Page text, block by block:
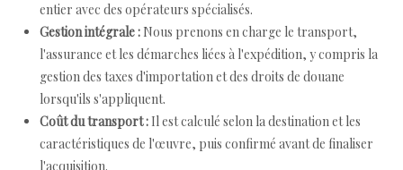
entier avec des opérateurs spécialisés.
Gestion intégrale : Nous prenons en charge le transport,
l'assurance et les démarches liées à l'expédition, y compris la
gestion des taxes d'importation et des droits de douane
lorsqu'ils s'appliquent.
Coût du transport : Il est calculé selon la destination et les
caractéristiques de l'œuvre, puis confirmé avant de finaliser
l'acquisition.